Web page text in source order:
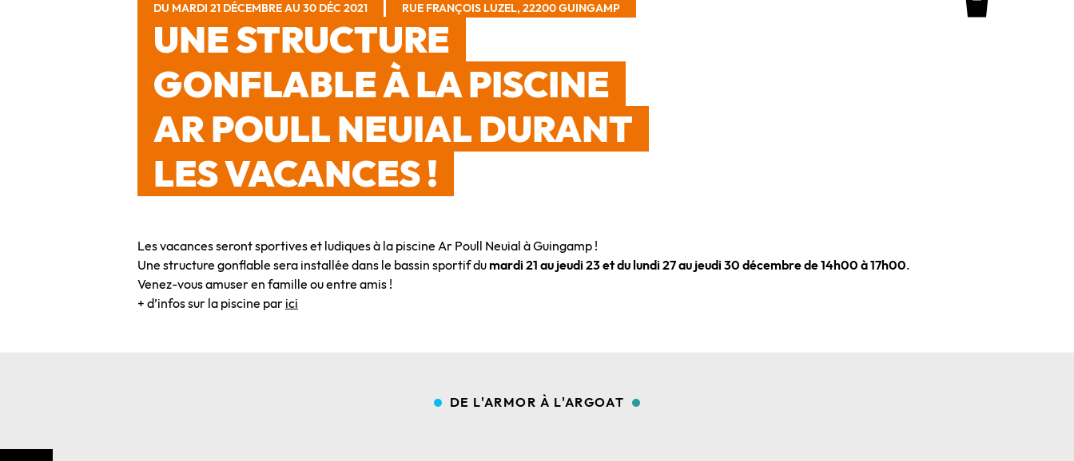
PISCINES
DU MARDI 21 DÉCEMBRE AU 30 DÉC 2021 RUE FRANÇOIS LUZEL, 22200 GUINGAMP
UNE STRUCTURE
GONFLABLE À LA PISCINE
AR POULL NEUIAL DURANT
LES VACANCES !
Les vacances seront sportives et ludiques à la piscine Ar Poull Neuial à Guingamp !
Une structure gonflable sera installée dans le bassin sportif du mardi 21 au jeudi 23 et du lundi 27 au jeudi 30 décembre de 14h00 à 17h00.
Venez-vous amuser en famille ou entre amis !
+ d’infos sur la piscine par ici
DE L'ARMOR À L'ARGOAT